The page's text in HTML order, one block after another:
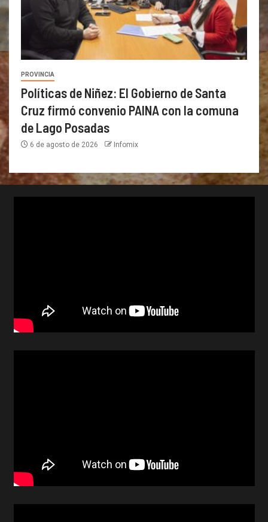
PROVINCIA
Políticas de Niñez: El Gobierno de Santa
Cruz firmó convenio PAINA con la comuna
de Lago Posadas
6 de agosto de 2026 Infomix